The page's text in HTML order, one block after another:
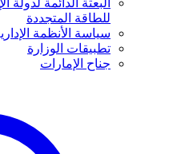
البعثة الدائمة لدولة
للطاقة المتجددة
سياسة الأنظمة
تطبيقات الوزارة
جناح الإمارات